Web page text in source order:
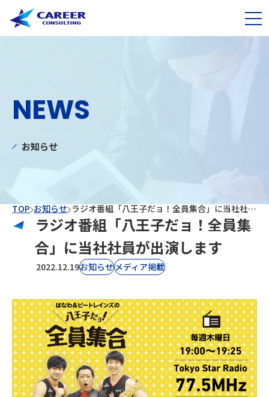
NEWS
お知らせ
TOP お知らせ ラジオ番組「八王子だョ！全員集合」に当社社員が出演します
ラジオ番組「八王子だョ！全員集
合」に当社社員が出演します
2022.12.19お知らせ⁨⁩メディア掲載